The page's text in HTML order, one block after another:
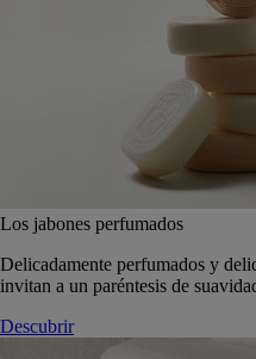
Los jabones perfumados
Delicadamente perfumados y
invitan a un paréntesis de
Descubrir